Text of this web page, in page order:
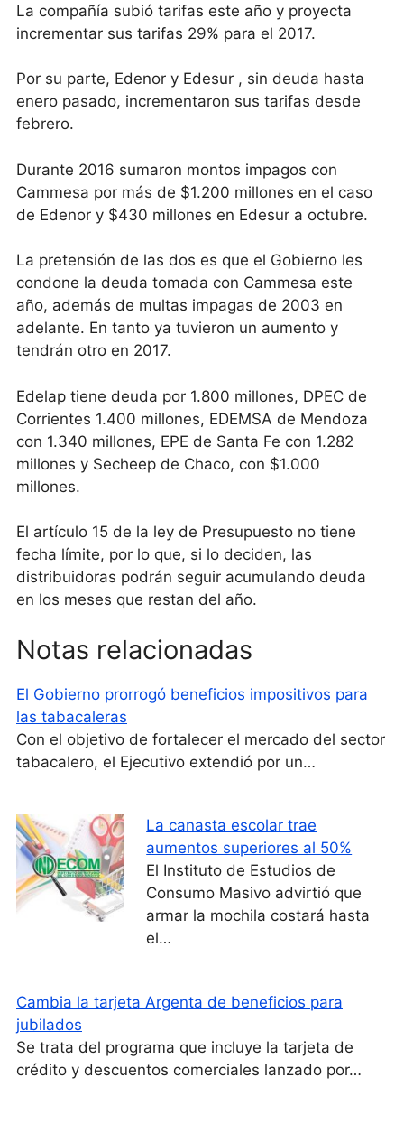
La compañía subió tarifas este año y proyecta
incrementar sus tarifas 29% para el 2017.
Por su parte, Edenor y Edesur , sin deuda hasta
enero pasado, incrementaron sus tarifas desde
febrero.
Durante 2016 sumaron montos impagos con
Cammesa por más de $1.200 millones en el caso
de Edenor y $430 millones en Edesur a octubre.
La pretensión de las dos es que el Gobierno les
condone la deuda tomada con Cammesa este
año, además de multas impagas de 2003 en
adelante. En tanto ya tuvieron un aumento y
tendrán otro en 2017.
Edelap tiene deuda por 1.800 millones, DPEC de
Corrientes 1.400 millones, EDEMSA de Mendoza
con 1.340 millones, EPE de Santa Fe con 1.282
millones y Secheep de Chaco, con $1.000
millones.
El artículo 15 de la ley de Presupuesto no tiene
fecha límite, por lo que, si lo deciden, las
distribuidoras podrán seguir acumulando deuda
en los meses que restan del año.
Notas relacionadas
El Gobierno prorrogó beneficios impositivos para
las tabacaleras
Con el objetivo de fortalecer el mercado del sector
tabacalero, el Ejecutivo extendió por un…
La canasta escolar trae
aumentos superiores al 50%
El Instituto de Estudios de
Consumo Masivo advirtió que
armar la mochila costará hasta
el…
Cambia la tarjeta Argenta de beneficios para
jubilados
Se trata del programa que incluye la tarjeta de
crédito y descuentos comerciales lanzado por…